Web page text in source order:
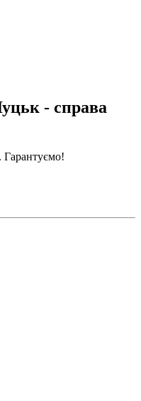
- справа
Гарантуємо!